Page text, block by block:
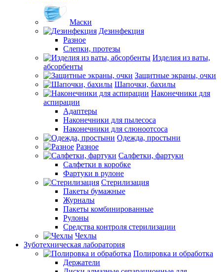
Маски
Дезинфекция
Разное
Слепки, протезы
Изделия из ваты,
абсорбенты
Защитные экраны, очки
Шапочки, бахилы
Наконечники для
аспирации
Адаптеры
Наконечники для пылесоса
Наконечники для слюноотсоса
Одежда, простыни
Разное
Салфетки, фартуки
Салфетки в коробке
Фартуки в рулоне
Стерилизация
Пакеты бумажные
Журналы
Пакеты комбинированные
Рулоны
Средства контроля стерилизации
Чехлы
Зуботехническая лаборатория
Полировка и обработка
Держатели